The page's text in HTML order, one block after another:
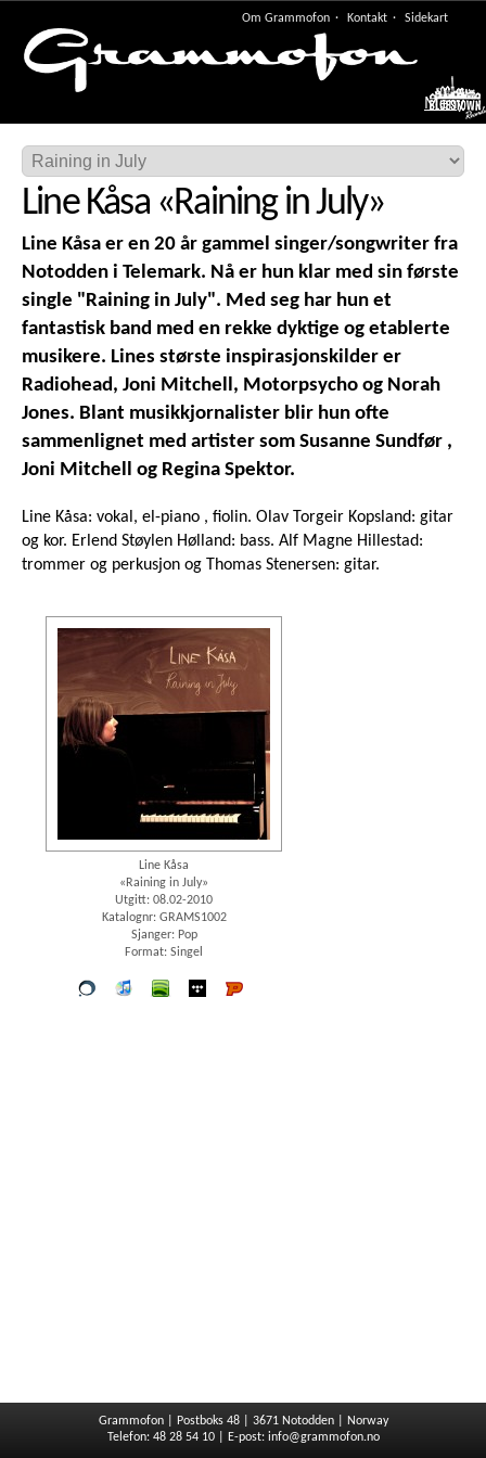
Om Grammofon Kontakt Sidekart
Meny
Line Kåsa«Raining in July»
Line Kåsa er en 20 år gammel singer/songwriter fra
Notodden i Telemark. Nå er hun klar med sin første
single "Raining in July". Med seg har hun et
fantastisk band med en rekke dyktige og etablerte
musikere. Lines største inspirasjonskilder er
Radiohead, Joni Mitchell, Motorpsycho og Norah
Jones. Blant musikkjornalister blir hun ofte
sammenlignet med artister som Susanne Sundfør ,
Joni Mitchell og Regina Spektor.
Line Kåsa: vokal, el-piano , fiolin. Olav Torgeir Kopsland: gitar
og kor. Erlend Støylen Hølland: bass. Alf Magne Hillestad:
trommer og perkusjon og Thomas Stenersen: gitar.
Line Kåsa
«Raining in July»
Utgitt: 08.02-2010
Katalognr: GRAMS1002
Sjanger: Pop
Format: Singel
Vår
iTunes spotify wimp
Grammofon | Postboks 48 | 3671 Notodden | Norway
Telefon: 48 28 54 10 | E-post: info@grammofon.no